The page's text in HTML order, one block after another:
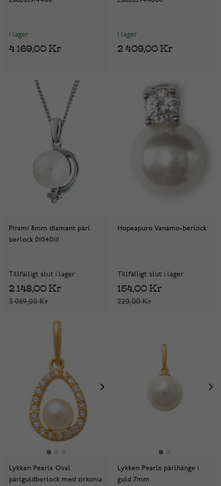
I lager
4 169,00 Kr
I lager
2 409,00 Kr
Pirami 8mm diamant pärl
berlock 01040111
Tillfälligt slut i lager
3 069,00 Kr
2 148,00 Kr
Hopeapuro Vanamo-berlock
Tillfälligt slut i lager
220,00 Kr
154,00 Kr
Lykken Pearls Oval
pärlguldberlock med zirkonia
Lykken Pearls pärlhänge i
guld 7mm